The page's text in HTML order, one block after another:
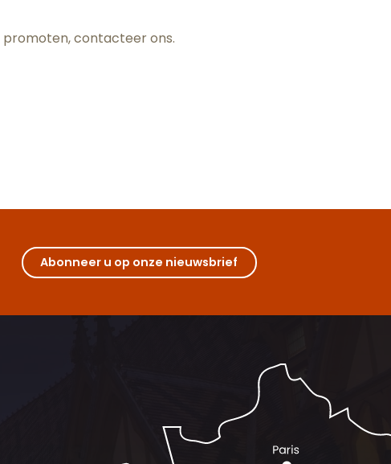
promoten,contacteer ons.
Abonneer u op onze nieuwsbrief